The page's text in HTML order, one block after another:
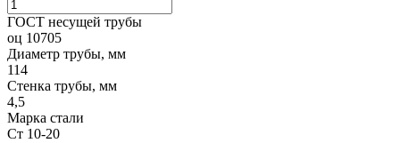
ГОСТ несущей трубы
оц 10705
Диаметр трубы, мм
114
Стенка трубы, мм
4,5
Марка стали
Ст 10-20